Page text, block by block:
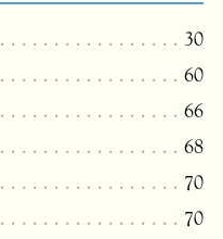
30
60
66
68
70
70